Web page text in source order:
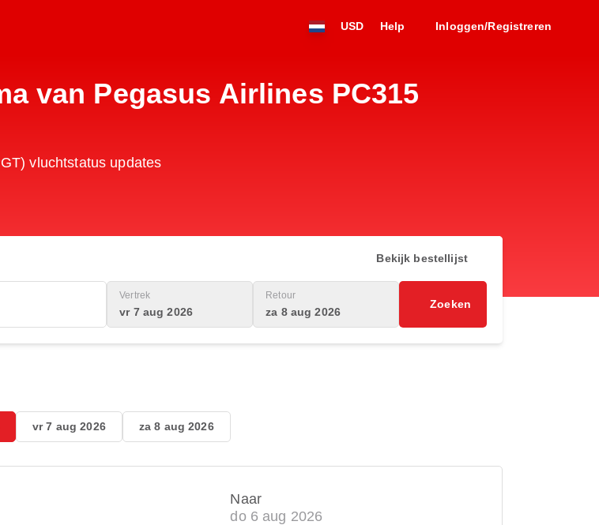
USD Help Inloggen/Registreren
van Pegasus Airlines PC315
vluchtstatus updates
Bekijk bestellijst
Vertrek
vr 7 aug 2026
Retour
za 8 aug 2026
Zoeken
vr 7 aug 2026 za 8 aug 2026
Naar
do 6 aug 2026